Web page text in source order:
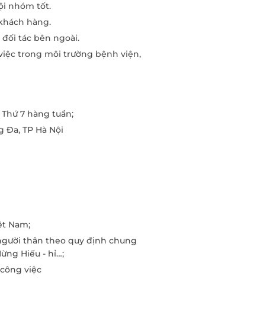
KÝ KHÁM
nhóm tốt.
hàng.
tác bên ngoài.
trong môi trường bệnh viện,
7 hàng tuần;
Đa, TP Hà Nội
Nam;
thân theo quy định chung
Hiếu - hỉ…;
việc